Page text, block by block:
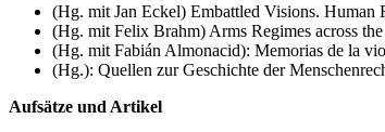
(Hg. mit Jan Eckel) Embattled Visions. Human
(Hg. mit Felix Brahm) Arms Regimes across
(Hg. mit Fabián Almonacid): Memorias de la
(Hg.): Quellen zur Geschichte der
Aufsätze und Artikel